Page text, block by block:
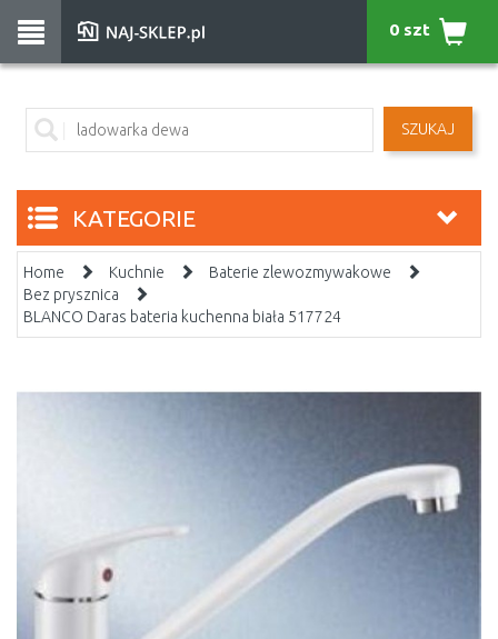
SZUKAJ
0 szt
KATEGORIE
Home Kuchnie
Baterie zlewozmywakowe
Bez prysznica
BLANCO Daras bateria kuchenna biała 517724